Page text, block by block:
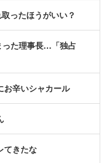
ったほうがいい？
った理事長…「独占
お辛いシャカール
てきたな